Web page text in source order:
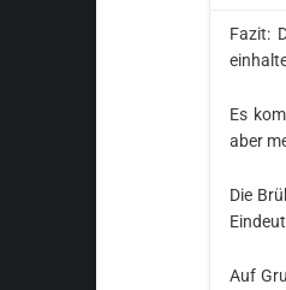
Fazit:
Es
aber
Die
Auf